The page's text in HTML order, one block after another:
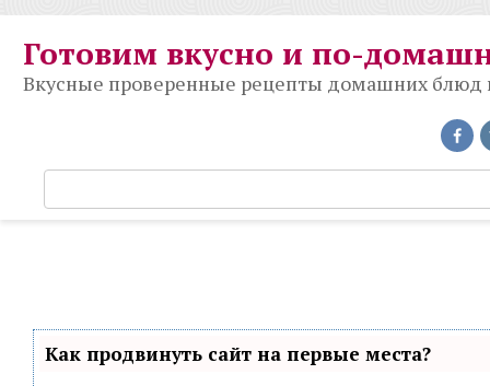
контенту
Готовим вкусно и по-
Вкусные проверенные рецепты домашних блюд
о
Как продвинуть сайт на первые места?